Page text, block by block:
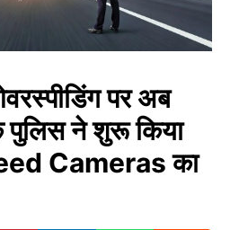
पर अब
पुलिस ने शुरू किया
Cameras का